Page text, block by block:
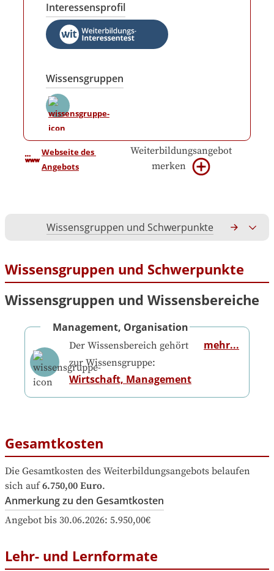
Interessensprofil
Wissensgruppen
Webseite des
Angebots
Weiterbildungsangebot
merken
Wissensgruppen und Schwerpunkte
Wissensgruppen und Schwerpunkte
Wissensgruppen und Wissensbereiche
Management, Organisation
Der Wissensbereich gehört
zur Wissensgruppe:
Wirtschaft, Management
mehr...
Gesamtkosten
Die Gesamtkosten des Weiterbildungsangebots belaufen
sich auf 6.750,00 Euro.
Anmerkung zu den Gesamtkosten
Angebot bis 30.06.2026: 5.950,00€
Lehr- und Lernformate